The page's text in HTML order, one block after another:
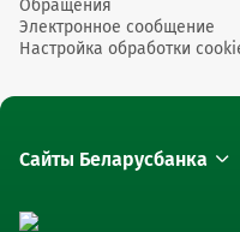
Обращения
Электронное сообщение
Настройка обработки
Сайты Беларусбанка